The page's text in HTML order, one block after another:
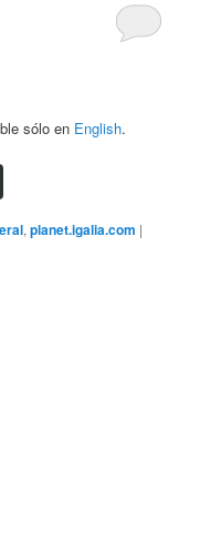
sólo en English.
,planet.igalia.com |